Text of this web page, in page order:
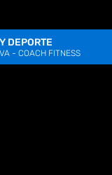
DEPORTE
- COACH FITNESS